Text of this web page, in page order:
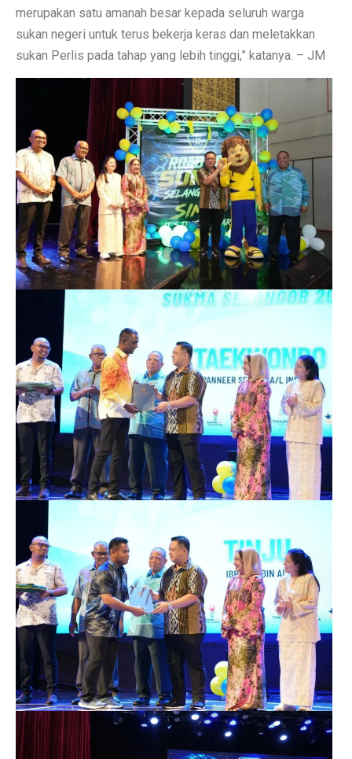
merupakan satu amanah besar kepada seluruh warga
sukan negeri untuk terus bekerja keras dan meletakkan
sukan Perlis pada tahap yang lebih tinggi,” katanya. – JM